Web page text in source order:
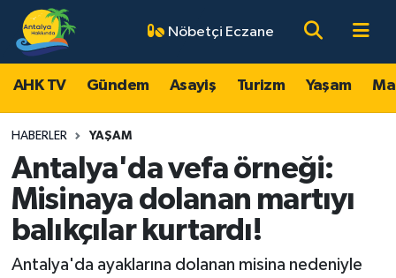
Nöbetçi Eczane
AHK TV Gündem Asayiş Turizm Yaşam
HABERLER YAŞAM
Antalya'da vefa örneği:
Misinaya dolanan martıyı
balıkçılar kurtardı!
Antalya'da ayaklarına dolanan misina nedeniyle
AHK TV
Gündem
Asayiş
Turizm
Yaşam
Antalya Nöbetçi Eczaneler
Antalya Hava Durumu
Antalya Namaz Vakitleri
Antalya Trafik Yoğunluk Haritası
Süper Lig Puan Durumu ve Fikstür